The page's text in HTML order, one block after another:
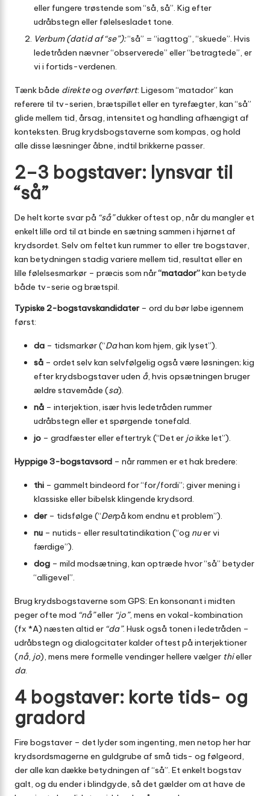
eller fungere trøstende som “så, så”. Kig efter
udråbstegn eller følelsesladet tone.
Verbum (datid af “se”):“så” = “iagttog”, “skuede”. Hvis
ledetråden nævner “observerede” eller “betragtede”, er
vi i fortids-verdenen.
Tænk både direkteog overført: Ligesom “matador” kan
referere til tv-serien, brætspillet eller en tyrefægter, kan “så”
glide mellem tid, årsag, intensitet og handling afhængigt af
konteksten. Brug krydsbogstaverne som kompas, og hold
alle disse læsninger åbne, indtil brikkerne passer.
2–3 bogstaver: lynsvar til
“så”
De helt korte svar på “så”dukker oftest op, når du mangler et
enkelt lille ord til at binde en sætning sammen i hjørnet af
krydsordet. Selv om feltet kun rummer to eller tre bogstaver,
kan betydningen stadig variere mellem tid, resultat eller en
lille følelsesmarkør – præcis som når“matador”kan betyde
både tv-serie og brætspil.
Typiske 2-bogstavs­kandidater– ord du bør løbe igennem
først:
da – tidsmarkør (“Dahan kom hjem, gik lyset”).
så – ordet selv kan selvfølgelig også være løsningen; kig
efter krydsbogstaver uden å, hvis opsætningen bruger
ældre stavemåde (sa).
nå – interjektion, især hvis ledetråden rummer
udråbstegn eller et spørgende tonefald.
jo – gradfæster eller eftertryk (“Det er joikke let”).
Hyppige 3-bogstavsord – når rammen er et hak bredere:
thi – gammelt bindeord for “for/fordi”; giver mening i
klassiske eller bibelsk klingende krydsord.
der– tidsfølge (“Derpå kom endnu et problem”).
nu – nutids- eller resultatindikation (“og nuer vi
færdige”).
dog – mild modsætning, kan optræde hvor “så” betyder
“alligevel”.
Brug krydsbogstaverne som GPS: En konsonant i midten
peger ofte mod “nå”eller “jo”, mens en vokal-kombination
(fx *A) næsten altid er “da”. Husk også tonen i ledetråden –
udråbstegn og dialogcitater kalder oftest på interjektioner
(nå, jo), mens mere formelle vendinger hellere vælger thieller
da.
4 bogstaver: korte tids- og
gradord
Fire bogstaver – det lyder som ingenting, men netop her har
krydsordsmagerne en guldgrube af små tids- og følgeord,
der alle kan dække betydningen af “så”. Et enkelt bogstav
galt, og du ender i blindgyde, så det gælder om at have de